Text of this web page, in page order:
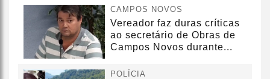
CAMPOS NOVOS
Vereador faz duras críticas
ao secretário de Obras de
Campos Novos durante...
POLÍCIA